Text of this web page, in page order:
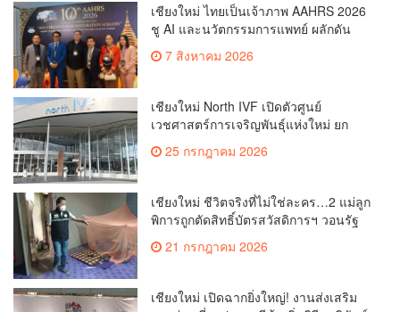
เชียงใหม่ ไทยเป็นเจ้าภาพ AAHRS 2026
ชู AI และนวัตกรรมการแพทย์ ผลักดัน
เอเชีย(คลิป)
7 สิงหาคม 2026
เชียงใหม่ North IVF เปิดตัวศูนย์
เวชศาสตร์การเจริญพันธุ์แห่งใหม่ ยก
บุตรยากของภูมิภาค(คลิป)
25 กรกฎาคม 2026
เชียงใหม่ ชีวิตจริงที่ไม่ใช่ละคร…2 แม่ลูก
พิการถูกตัดสิทธิ์บัตรสวัสดิการฯ วอนรัฐ
ทบทวนเกณฑ์ช่วยคนจน(คลิป)
21 กรกฎาคม 2026
เชียงใหม่ เปิดฉากยิ่งใหญ่! งานส่งเสริม